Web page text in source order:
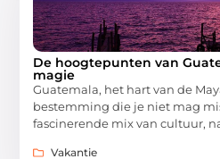
De hoogtepunten van
magie
Guatemala, het hart van de
bestemming die je niet mag
fascinerende mix van cultuur,
Vakantie